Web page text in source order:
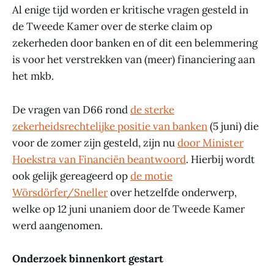
Al enige tijd worden er kritische vragen gesteld in
de Tweede Kamer over de sterke claim op
zekerheden door banken en of dit een belemmering
is voor het verstrekken van (meer) financiering aan
het mkb.
De vragen van D66 rondde sterke
zekerheidsrechtelijke positie van banken(5 juni) die
voor de zomer zijn gesteld, zijn nudoor Minister
Hoekstra van Financiën beantwoord. Hierbij wordt
ook gelijk gereageerd opde motie
Wörsdörfer/Snellerover hetzelfde onderwerp,
welke op 12 juni unaniem door de Tweede Kamer
werd aangenomen.
Onderzoek binnenkort gestart